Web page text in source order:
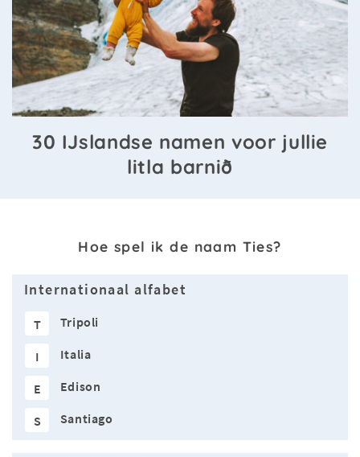
30 IJslandse namen voor jullie
litla barnið
Hoe spel ik de naam Ties?
Internationaal alfabet
T Tripoli
I Italia
E Edison
S Santiago